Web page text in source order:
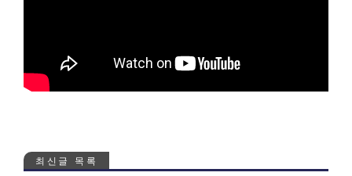
최신글 목록